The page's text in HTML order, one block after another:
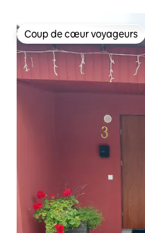
Coup de cœur voyageurs
Coup de cœur voyageurs